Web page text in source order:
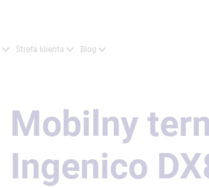
Strefa klienta Blog
Mobilny
Ingenico